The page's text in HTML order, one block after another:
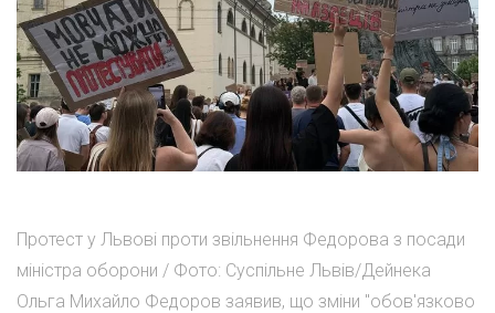
Протест у Львові проти звільнення Федорова з посади
міністра оборони / Фото: Суспільне Львів/Дейнека
Ольга Михайло Федоров заявив, що зміни "обов'язково